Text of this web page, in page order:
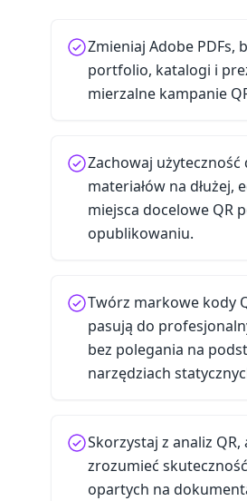
Zmieniaj Adobe PDFs,
portfolio, katalogi i
mierzalne kampanie
Zachowaj
materiałów na dłużej,
miejsca docelowe QR
opublikowaniu.
Twórz markowe kody
pasują do
bez polegania na
narzędziach
Skorzystaj z analiz QR,
zrozumieć
opartych na